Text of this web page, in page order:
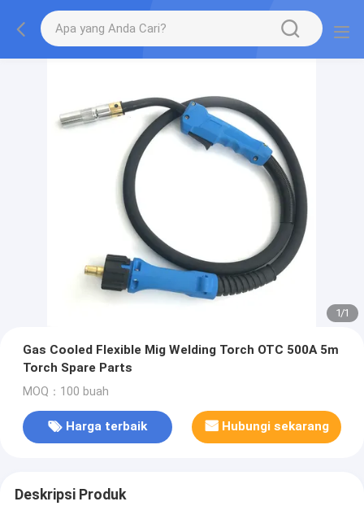
1/1
Gas Cooled Flexible Mig Welding Torch OTC 500A 5m
Torch Spare Parts
MOQ：100 buah
Harga terbaik Hubungi sekarang
Deskripsi Produk